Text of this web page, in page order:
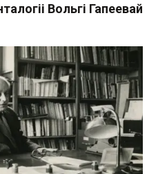
Вольгі Гапеевай